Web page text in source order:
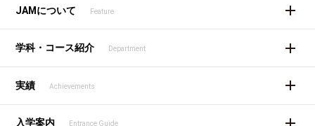
JAMについて Feature
学科・コース紹介 Department
実績 Achievements
入学案内 Entrance Guide